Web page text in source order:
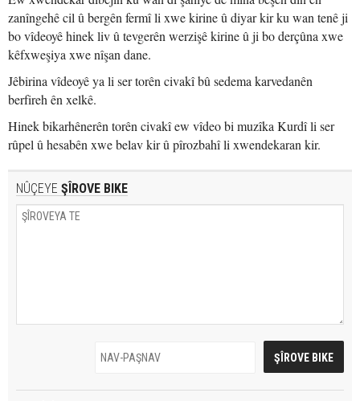
zanîngehê cil û bergên fermî li xwe kirine û diyar kir ku wan tenê ji
bo vîdeoyê hinek liv û tevgerên werzişê kirine û ji bo derçûna xwe
kêfxweşiya xwe nîşan dane.
Jêbirina vîdeoyê ya li ser torên civakî bû sedema karvedanên
berfireh ên xelkê.
Hinek bikarhênerên torên civakî ew vîdeo bi muzîka Kurdî li ser
rûpel û hesabên xwe belav kir û pîrozbahî li xwendekaran kir.
NÛÇEYE ŞÎROVE BIKE